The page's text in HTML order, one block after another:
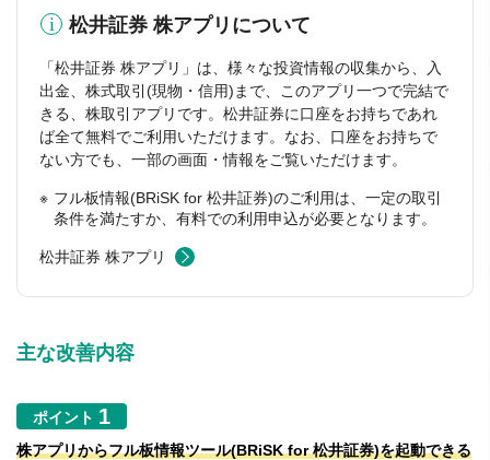
松井証券 株アプリについて
「松井証券 株アプリ」は、様々な投資情報の収集から、入
出金、株式取引(現物・信用)まで、このアプリ一つで完結で
きる、株取引アプリです。松井証券に口座をお持ちであれ
ば全て無料でご利用いただけます。なお、口座をお持ちで
ない方でも、一部の画面・情報をご覧いただけます。
フル板情報(BRiSK for 松井証券)のご利用は、一定の取引
条件を満たすか、有料での利用申込が必要となります。
松井証券 株アプリ
主な改善内容
ポイント
株アプリからフル板情報ツール(BRiSK for 松井証券)を起動できる